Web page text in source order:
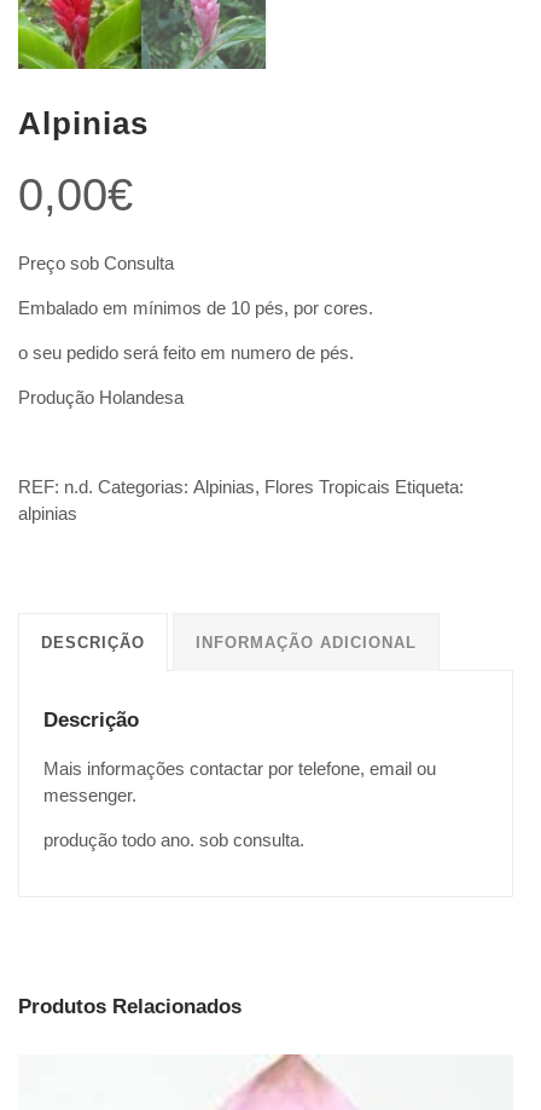
Alpinias
0,00€
Preço sob Consulta
Embalado em mínimos de 10 pés, por cores.
o seu pedido será feito em numero de pés.
Produção Holandesa
REF: n.d. Categorias: Alpinias, Flores Tropicais Etiqueta:
alpinias
DESCRIÇÃO INFORMAÇÃO ADICIONAL
Descrição
Mais informações contactar por telefone, email ou
messenger.
produção todo ano. sob consulta.
Produtos Relacionados